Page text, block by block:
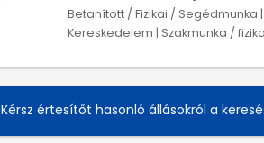
Betanított / Fizikai / Segédmunka
Kereskedelem | Szakmunka /
Kérsz értesítőt hasonló állásokról a